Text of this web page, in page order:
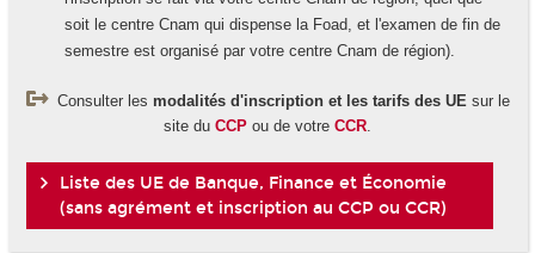
soit le centre Cnam qui dispense la Foad, et l'examen de fin de
semestre est organisé par votre centre Cnam de région).
Consulter les modalités d'inscription et les tarifs des UE sur le
site du CCP ou de votre CCR
Liste des UE de Banque, Finance et Économie
(sans agrément et inscription au CCP ou CCR)